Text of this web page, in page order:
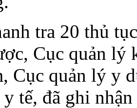
tra 20 thủ
Cục quản lý
Cục quản lý y
tế, đã ghi